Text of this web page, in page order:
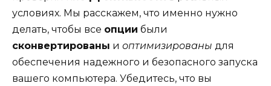
условиях. Мы расскажем, что именно нужно
делать, чтобы все опции были
сконвертированы и оптимизированы для
обеспечения надежного и безопасного запуска
вашего компьютера. Убедитесь, что вы